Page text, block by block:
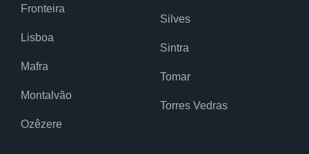
Fronteira
Lisboa
Mafra
Montalvão
Ozêzere
Silves
Sintra
Tomar
Torres Vedras